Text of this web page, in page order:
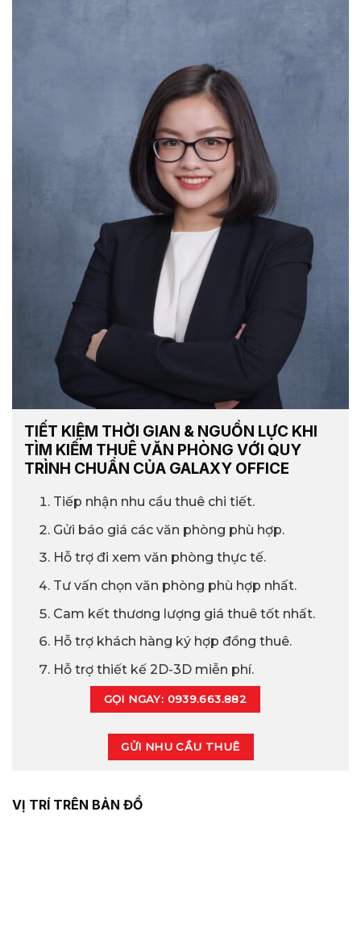
TIẾT KIỆM THỜI GIAN & NGUỒN LỰC KHI
TÌM KIẾM THUÊ VĂN PHÒNG VỚI QUY
TRÌNH CHUẨN CỦA GALAXY OFFICE
Tiếp nhận nhu cầu thuê chi tiết.
Gửi báo giá các văn phòng phù hợp.
Hỗ trợ đi xem văn phòng thực tế.
Tư vấn chọn văn phòng phù hợp nhất.
Cam kết thương lượng giá thuê tốt nhất.
Hỗ trợ khách hàng ký hợp đồng thuê.
Hỗ trợ thiết kế 2D-3D miễn phí.
GỌI NGAY: 0939.663.882
GỬI NHU CẦU THUÊ
VỊ TRÍ TRÊN BẢN ĐỒ